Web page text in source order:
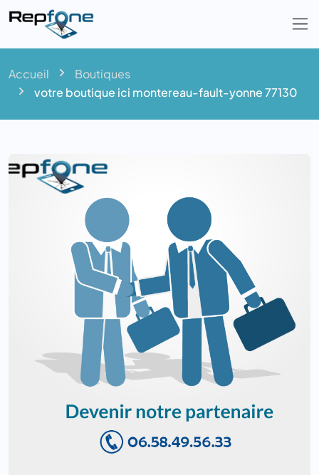
Accueil
Boutiques
votre boutique ici montereau-fault-yonne 77130